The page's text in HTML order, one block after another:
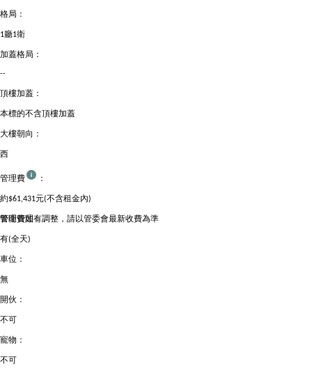
格局：
1廳1衛
加蓋格局：
--
頂樓加蓋：
本標的不含頂樓加蓋
大樓朝向：
西
管理費 ：
約$61,431元(不含租金內)
管理費如有調整，請以管委會最新收費為準
警衛管理：
有(全天)
車位：
無
開伙：
不可
寵物：
不可